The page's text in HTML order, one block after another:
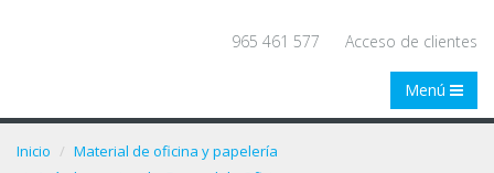
965 461 577 Acceso de clientes
Menú
Inicio
Material de oficina y papelería